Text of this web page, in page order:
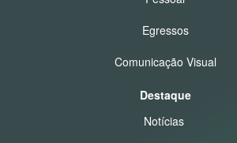
Egressos
Comunicação Visual
Destaque
Notícias